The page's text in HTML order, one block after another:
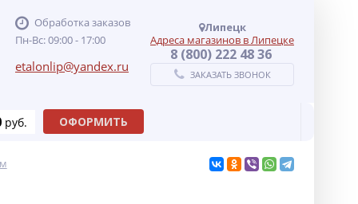
Обработка заказов
Пн-Вс: 09:00 - 17:00
etalonlip@yandex.ru
Липецк
Адреса магазинов в Липецке
8 (800) 222 48 36
ЗАКАЗАТЬ ЗВОНОК
руб. ОФОРМИТЬ